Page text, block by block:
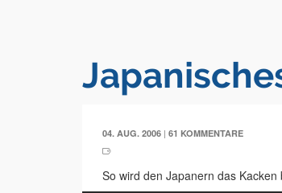
04. AUG. 2006 | 61 KOMMENTARE
So wird den Japanern das Kacken